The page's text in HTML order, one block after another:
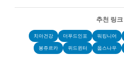
추천 링크
치아건강 더푸드인포 워킹니어
봉쥬르카 위드윈터 웁스나우